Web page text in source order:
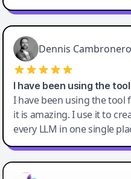
Dennis Cambronero
I have been using the
I have been using the tool
it is amazing. I use it to
every LLM in one single